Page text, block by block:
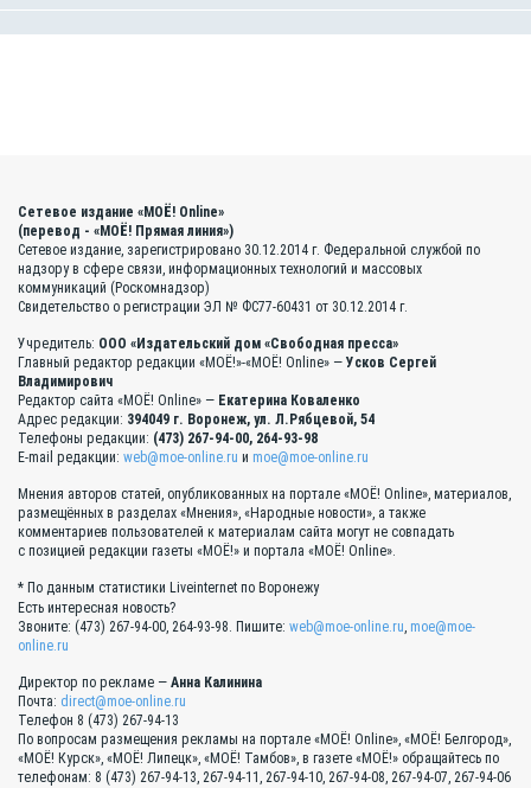
Сетевое издание «МОЁ! Online»
(перевод - «МОЁ! Прямая линия»)
Сетевое издание, зарегистрировано 30.12.2014 г. Федеральной службой по
надзору в сфере связи, информационных технологий и массовых
коммуникаций (Роскомнадзор)
Свидетельство о регистрации ЭЛ № ФС77-60431 от 30.12.2014 г.
Учредитель: ООО «Издательский дом «Свободная пресса»
Главный редактор редакции «МОЁ!»-«МОЁ! Online» — Усков Сергей
Владимирович
Редактор сайта «МОЁ! Online» — Екатерина Коваленко
Адрес редакции: 394049 г. Воронеж, ул. Л.Рябцевой, 54
Телефоны редакции: (473) 267-94-00, 264-93-98
E-mail редакции: web@moe-online.ru и moe@moe-online.ru
Мнения авторов статей, опубликованных на портале «МОЁ! Online», материалов,
размещённых в разделах «Мнения», «Народные новости», а также
комментариев пользователей к материалам сайта могут не совпадать
с позицией редакции газеты «МОЁ!» и портала «МОЁ! Online».
* По данным статистики Liveinternet по Воронежу
Есть интересная новость?
Звоните: (473) 267-94-00, 264-93-98. Пишите: web@moe-online.ru, moe@moe-
online.ru
Директор по рекламе — Анна Калинина
Почта: direct@moe-online.ru
Телефон 8 (473) 267-94-13
По вопросам размещения рекламы на портале «МОЁ! Online», «МОЁ! Белгород»,
«МОЁ! Курск», «МОЁ! Липецк», «МОЁ! Тамбов», в газете «МОЁ!» обращайтесь по
телефонам: 8 (473) 267-94-13, 267-94-11, 267-94-10, 267-94-08, 267-94-07, 267-94-06